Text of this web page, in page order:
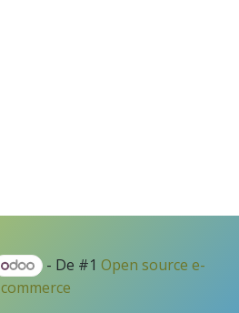
- De #1 Open source e-
commerce